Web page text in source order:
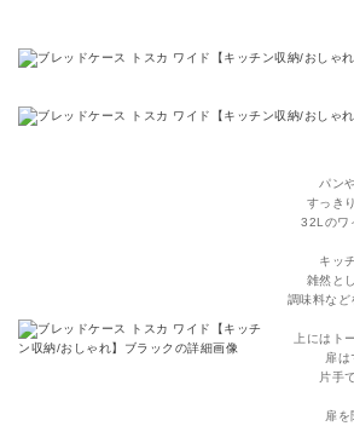
パン
すっき
32Lのワ
キッ
雑然と
調味料など
上にはト
扉は
片手
扉を